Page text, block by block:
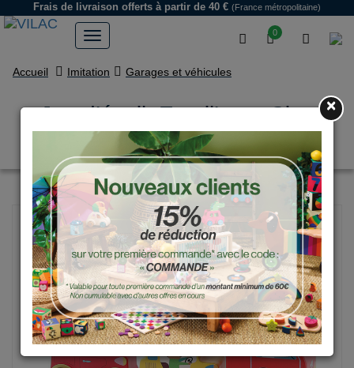
0
Frais de livraison offerts à partir de 40 € (France métropolitaine)
Accueil Imitation Garages et véhicules
Jeu d’éveil, Empil’auto City-
Ingela P.Arrhenius
×